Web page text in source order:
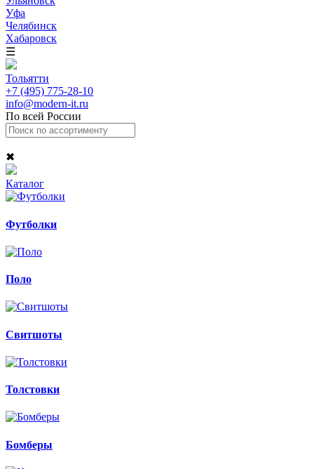
Уфа
Челябинск
Хабаровск
☰
Тольятти
+7 (495) 775-28-10
info@modern-it.ru
По всей России
✖
Каталог
Футболки
Поло
Свитшоты
Толстовки
Бомберы